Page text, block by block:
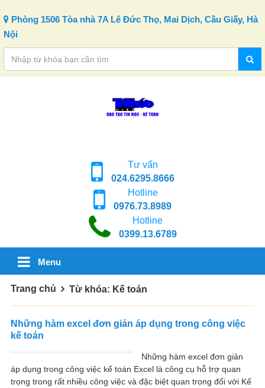
Phòng 1506 Tòa nhà 7A Lê Đức Thọ, Mai Dịch, Cầu Giấy, Hà
Nội
Tư vấn
024.6295.8666
Hotline
0976.73.8989
Hotline
0399.13.6789
Menu
Trang chủ Từ khóa: Kế toán
Những hàm excel đơn giản áp dụng trong công việc
kế toán
Những hàm excel đơn giản
áp dụng trong công việc kế toán Excel là công cụ hỗ trợ quan
trọng trong rất nhiều công việc và đặc biệt quan trọng đối với Kế